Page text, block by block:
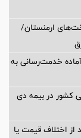
ارمنستان/
خدمت‌رسانی به
کشور در بیمه دی
از اختلاف قیمت یا